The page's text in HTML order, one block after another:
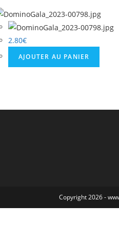
2.80€
AJOUTER AU PANIER
Copyright 2026 -